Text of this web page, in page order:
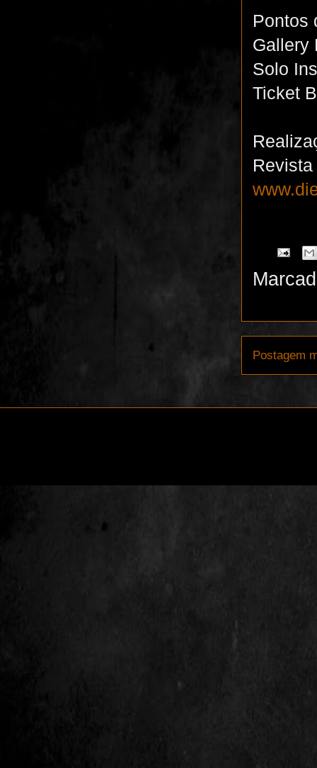
Pontos
Gallery
Solo
Ticket
Postagem